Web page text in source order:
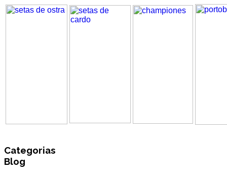
Categorias
Blog